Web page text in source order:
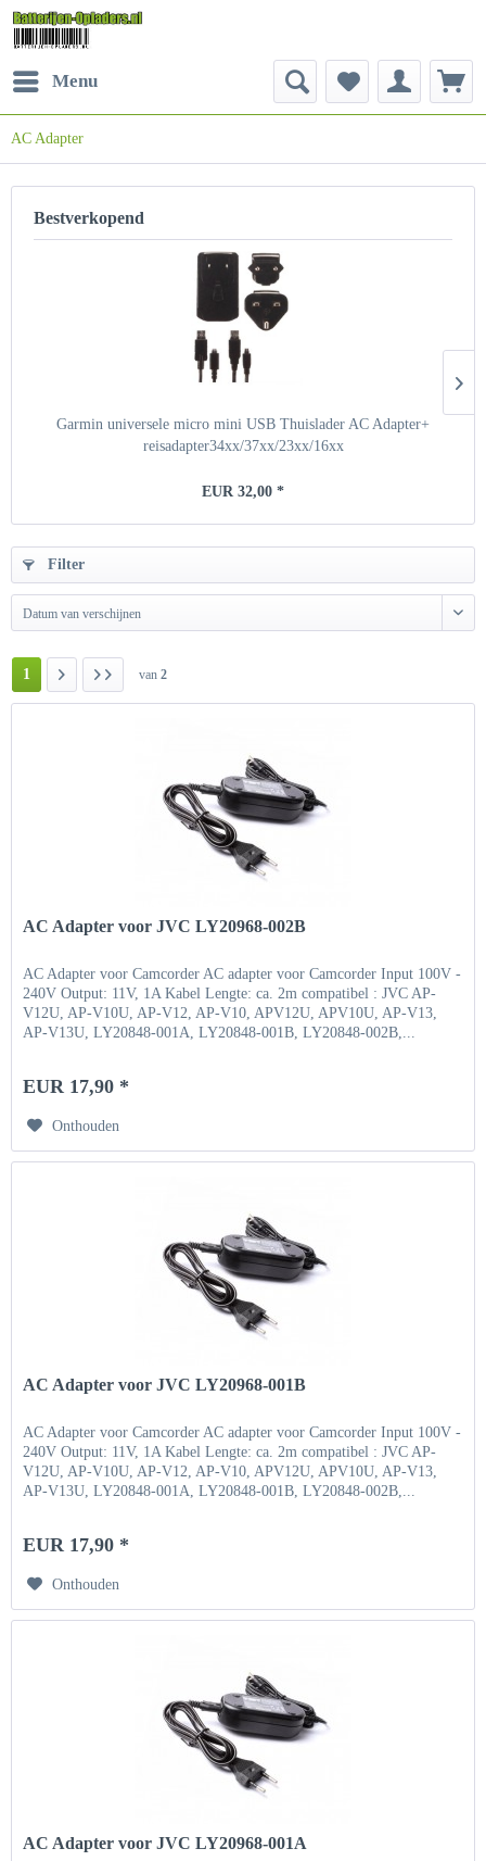
Menu
AC Adapter
Bestverkopend
Garmin universele micro mini USB Thuislader AC Adapter+
reisadapter34xx/37xx/23xx/16xx
EUR 32,00 *
Filter
Datum van verschijnen
1 van 2
AC Adapter voor JVC LY20968-002B
AC Adapter voor Camcorder AC adapter voor Camcorder Input 100V -
240V Output: 11V, 1A Kabel Lengte: ca. 2m compatibel : JVC AP-
V12U, AP-V10U, AP-V12, AP-V10, APV12U, APV10U, AP-V13,
AP-V13U, LY20848-001A, LY20848-001B, LY20848-002B,...
EUR 17,90 *
Onthouden
AC Adapter voor JVC LY20968-001B
AC Adapter voor Camcorder AC adapter voor Camcorder Input 100V -
240V Output: 11V, 1A Kabel Lengte: ca. 2m compatibel : JVC AP-
V12U, AP-V10U, AP-V12, AP-V10, APV12U, APV10U, AP-V13,
AP-V13U, LY20848-001A, LY20848-001B, LY20848-002B,...
EUR 17,90 *
Onthouden
AC Adapter voor JVC LY20968-001A